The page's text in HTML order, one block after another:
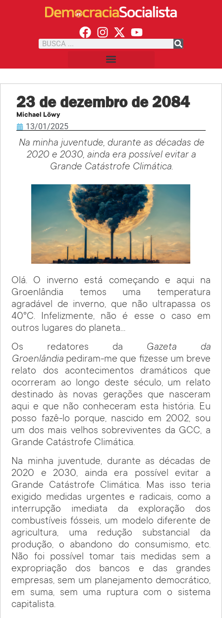
23 de dezembro de 2084
Michael Löwy
13/01/2025
Na minha juventude, durante as décadas de
2020 e 2030, ainda era possível evitar a
Grande Catástrofe Climática.
Olá. O inverno está começando e aqui na
Groenlândia temos uma temperatura
agradável de inverno, que não ultrapassa os
40°C. Infelizmente, não é esse o caso em
outros lugares do planeta…
Os redatores da Gazeta da
Groenlândia pediram-me que fizesse um breve
relato dos acontecimentos dramáticos que
ocorreram ao longo deste século, um relato
destinado às novas gerações que nasceram
aqui e que não conheceram esta história. Eu
posso fazê-lo porque, nascido em 2002, sou
um dos mais velhos sobreviventes da GCC, a
Grande Catástrofe Climática.
Na minha juventude, durante as décadas de
2020 e 2030, ainda era possível evitar a
Grande Catástrofe Climática. Mas isso teria
exigido medidas urgentes e radicais, como a
interrupção imediata da exploração dos
combustíveis fósseis, um modelo diferente de
agricultura, uma redução substancial da
produção, o abandono do consumismo, etc.
Não foi possível tomar tais medidas sem a
expropriação dos bancos e das grandes
empresas, sem um planejamento democrático,
em suma, sem uma ruptura com o sistema
capitalista.